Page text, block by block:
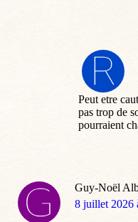
Peut etre
pas trop de
pourraient
Guy-Noël
dit
8 juillet 2026